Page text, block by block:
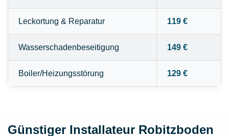
Leckortung & Reparatur 119 €
Wasserschadenbeseitigung 149 €
Boiler/Heizungsstörung 129 €
Günstiger Installateur Robitzboden